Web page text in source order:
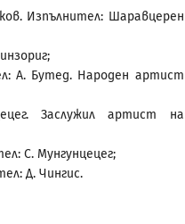
Изпълнител: Шаравцерен
А. Бутед. Народен артист
Заслужил артист на
С. Мунгунцецег;
Д. Чингис.